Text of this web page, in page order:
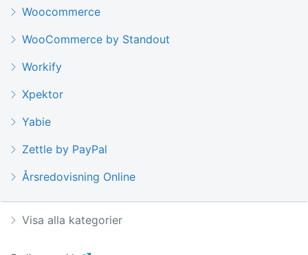
Woocommerce
WooCommerce by Standout
Workify
Xpektor
Yabie
Zettle by PayPal
Årsredovisning Online
Visa alla kategorier